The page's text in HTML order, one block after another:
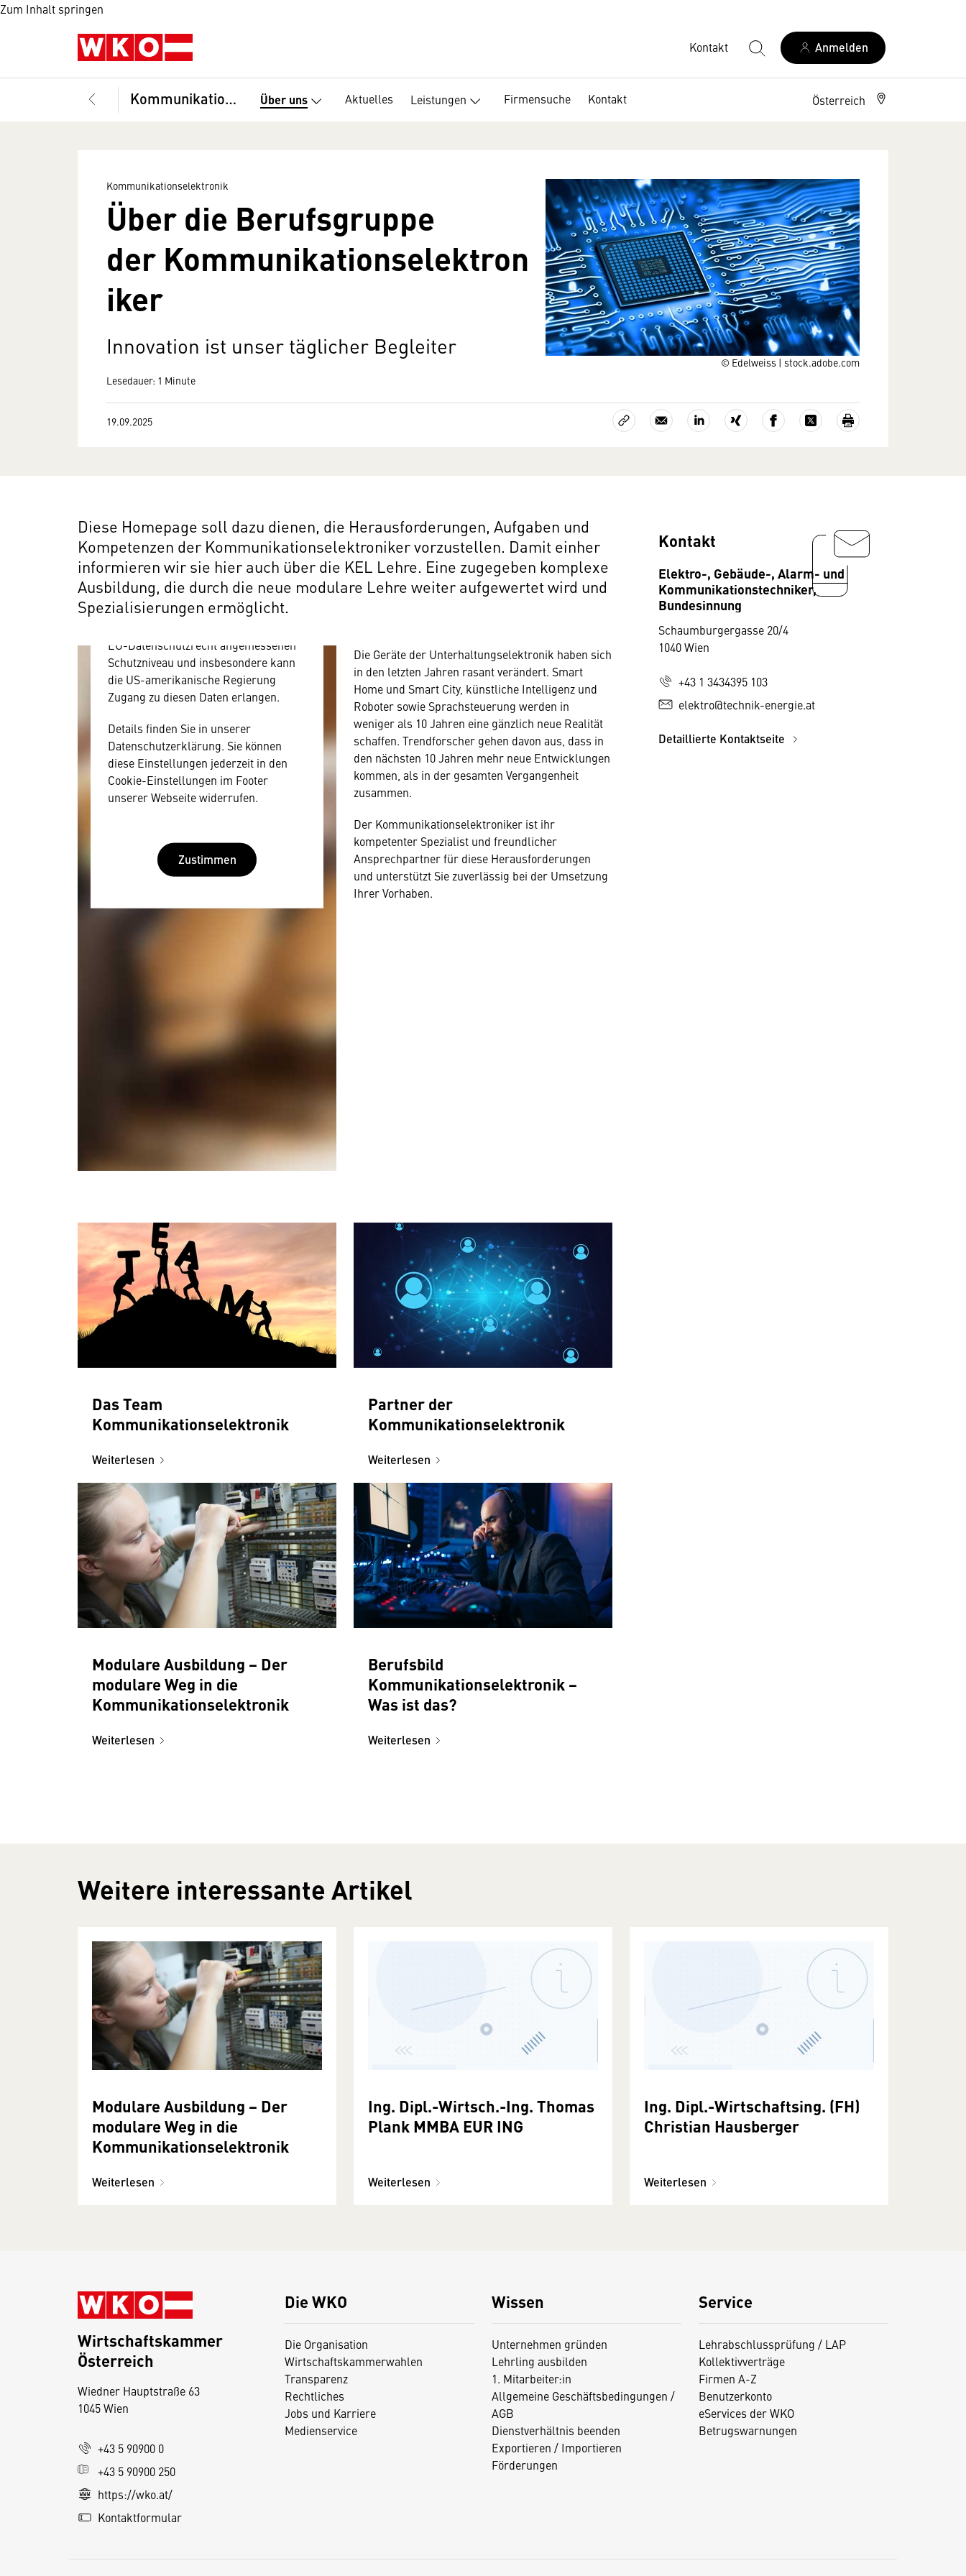
Zum Inhalt springen
Kontakt Anmelden
Kommunikationselektronik Über uns Aktuelles Leistungen Firmensuche Kontakt Österreich
© Edelweiss | stock.adobe.com
Kommunikationselektronik
Über die Berufsgruppe
der Kommunikationselektron
iker
Innovation ist unser täglicher Begleiter
Lesedauer: 1 Minute
19.09.2025
Diese Homepage soll dazu dienen, die Herausforderungen, Aufgaben und
Kompetenzen der Kommunikationselektroniker vorzustellen. Damit einher
informieren wir sie hier auch über die KEL Lehre. Eine zugegeben komplexe
Ausbildung, die durch die neue modulare Lehre weiter aufgewertet wird und
Spezialisierungen ermöglicht.
benötigen wir allerdings Ihre
Zustimmung, da Ihr Browser
personenbezogene technische Daten
zu Geräten und Nutzerverhalten
mitunter mit US-amerikanischen
Anbietern austauscht.
EU-Datenschutzrecht angemessenen
Schutzniveau und insbesondere kann
die US-amerikanische Regierung
Zugang zu diesen Daten erlangen.
Details finden Sie in unserer
Datenschutzerklärung. Sie können
diese Einstellungen jederzeit in den
Cookie-Einstellungen im Footer
unserer Webseite widerrufen.
Zustimmen
Die Geräte der Unterhaltungselektronik haben sich
in den letzten Jahren rasant verändert. Smart
Home und Smart City, künstliche Intelligenz und
Roboter sowie Sprachsteuerung werden in
weniger als 10 Jahren eine gänzlich neue Realität
schaffen. Trendforscher gehen davon aus, dass in
den nächsten 10 Jahren mehr neue Entwicklungen
kommen, als in der gesamten Vergangenheit
zusammen.
Der Kommunikationselektroniker ist ihr
kompetenter Spezialist und freundlicher
Ansprechpartner für diese Herausforderungen
und unterstützt Sie zuverlässig bei der Umsetzung
Ihrer Vorhaben.
Das Team
Kommunikationselektronik
Weiterlesen
Partner der
Kommunikationselektronik
Weiterlesen
Modulare Ausbildung − Der
modulare Weg in die
Kommunikationselektronik
Weiterlesen
Berufsbild
Kommunikationselektronik −
Was ist das?
Weiterlesen
Kontakt
Elektro-, Gebäude-, Alarm- und
Kommunikationstechniker,
Bundesinnung
Schaumburgergasse 20/4
1040 Wien
+43 1 3434395 103
elektro@technik-energie.at
Detaillierte Kontaktseite
Weitere interessante Artikel
Modulare Ausbildung − Der
modulare Weg in die
Kommunikationselektronik
Weiterlesen
Ing. Dipl.-Wirtsch.-Ing. Thomas
Plank MMBA EUR ING
Weiterlesen
Ing. Dipl.-Wirtschaftsing. (FH)
Christian Hausberger
Weiterlesen
Die WKO
Die Organisation
Wirtschaftskammerwahlen
Transparenz
Rechtliches
Jobs und Karriere
Medienservice
Wissen
Unternehmen gründen
Lehrling ausbilden
1. Mitarbeiter:in
Allgemeine Geschäftsbedingungen /
AGB
Dienstverhältnis beenden
Exportieren / Importieren
Förderungen
Service
Lehrabschlussprüfung / LAP
Kollektivverträge
Firmen A-Z
Benutzerkonto
eServices der WKO
Betrugswarnungen
Wirtschaftskammer
Österreich
Wiedner Hauptstraße 63
1045 Wien
+43 5 90900 0
+43 5 90900 250
https://wko.at/
Kontaktformular